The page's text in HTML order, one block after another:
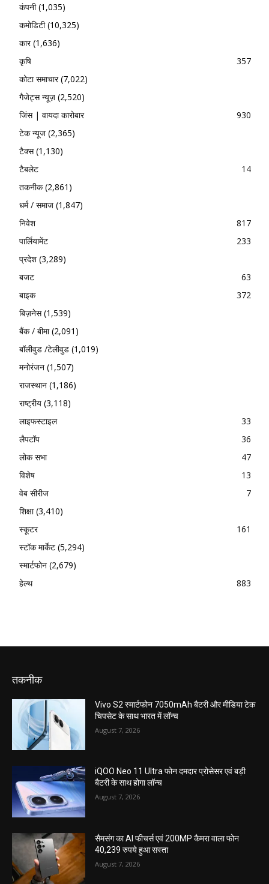
कंपनी(1,035)
कमोडिटी(10,325)
कार(1,636)
कृषि
357
कोटा समाचार(7,022)
गैजेट्स न्यूज़ (2,520)
जिंस | वायदा कारोबार
930
टेक न्यूज (2,365)
टैक्स(1,130)
टैबलेट
14
तकनीक(2,861)
धर्म / समाज (1,847)
निवेश
817
पार्लियामेंट
233
प्रदेश(3,289)
बजट
63
बाइक
372
बिज़नेस(1,539)
बैंक / बीमा(2,091)
बॉलीवुड /टेलीवुड (1,019)
मनोरंजन (1,507)
राजस्थान (1,186)
राष्ट्रीय (3,118)
लाइफस्टाइल
33
लैपटॉप
36
लोक सभा
47
विशेष
13
वेब सीरीज
7
शिक्षा(3,410)
स्कूटर
161
स्टॉक मार्केट (5,294)
स्मार्टफोन (2,679)
हेल्थ
883
तकनीक
Vivo S2 स्मार्टफोन 7050mAh बैटरी और मीडिया टेक
चिपसेट के साथ भारत में लॉन्च
August 7, 2026
iQOO Neo 11 Ultra फोन दमदार प्रोसेसर एवं बड़ी
बैटरी के साथ होगा लॉन्च
August 7, 2026
सैमसंग का AI फीचर्स एवं 200MP कैमरा वाला फोन
40,239 रुपये हुआ सस्ता
August 7, 2026